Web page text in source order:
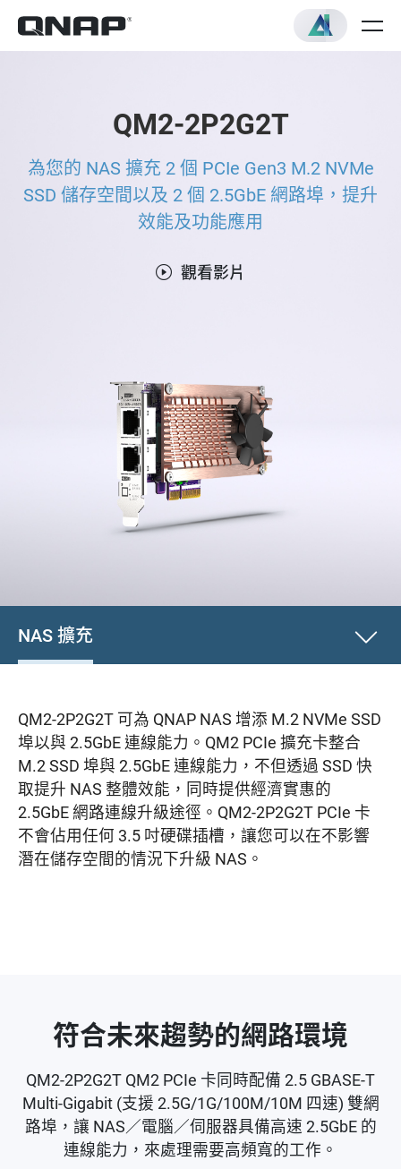
QM2-2P2G2T
為您的 NAS 擴充 2 個 PCIe Gen3 M.2 NVMe
SSD 儲存空間以及 2 個 2.5GbE 網路埠，提升
效能及功能應用
觀看影片
NAS 擴充
QM2-2P2G2T 可為 QNAP NAS 增添 M.2 NVMe SSD
埠以與 2.5GbE 連線能力。QM2 PCIe 擴充卡整合
M.2 SSD 埠與 2.5GbE 連線能力，不但透過 SSD 快
取提升 NAS 整體效能，同時提供經濟實惠的
2.5GbE 網路連線升級途徑。QM2-2P2G2T PCIe 卡
不會佔用任何 3.5 吋硬碟插槽，讓您可以在不影響
潛在儲存空間的情況下升級 NAS。
符合未來趨勢的網路環境
QM2-2P2G2T QM2 PCIe 卡同時配備 2.5 GBASE-T
Multi-Gigabit (支援 2.5G/1G/100M/10M 四速) 雙網
路埠，讓 NAS／電腦／伺服器具備高速 2.5GbE 的
連線能力，來處理需要高頻寬的工作。